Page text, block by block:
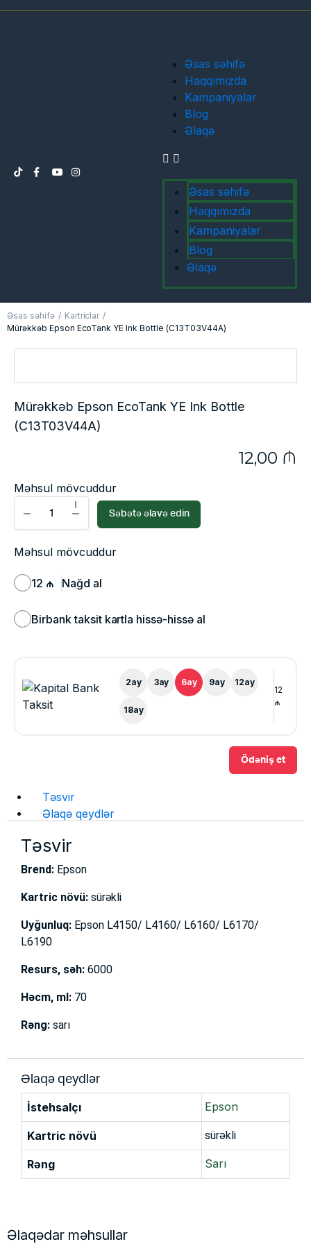
Əsas səhifə
Haqqımızda
Kampaniyalar
Blog
Əlaqə
Əsas səhifə
Haqqımızda
Kampaniyalar
Blog
Əlaqə
Əsas səhifə
Kartriclar
Mürəkkəb Epson EcoTank YE Ink Bottle (C13T03V44A)
Mürəkkəb Epson EcoTank YE Ink Bottle
(C13T03V44A)
12,00 ₼
Məhsul mövcuddur
Səbətə əlavə edin
Məhsul mövcuddur
12 ₼ Nağd al
Birbank taksit kartla hissə-hissə al
2ay 3ay 6ay 9ay 12ay
18ay
12
₼
Ödəniş et
Təsvir
Əlaqə qeydlər
Təsvir
Brend:Epson
Kartric növü:sürəkli
Uyğunluq:Epson L4150/ L4160/ L6160/ L6170/
L6190
Resurs, səh:6000
Həcm, ml:70
Rəng:sarı
Əlaqə qeydlər
İstehsalçı Epson
Kartric növü sürəkli
Rəng Sarı
Əlaqədar məhsullar